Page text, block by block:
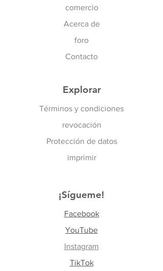
comercio
Acerca de
foro
Contacto
Explorar
Términos y condiciones
revocación
Protección de datos
imprimir
¡Sígueme!
Facebook
YouTube
Instagram
TikTok